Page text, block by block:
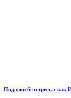
Подарки без стресса: